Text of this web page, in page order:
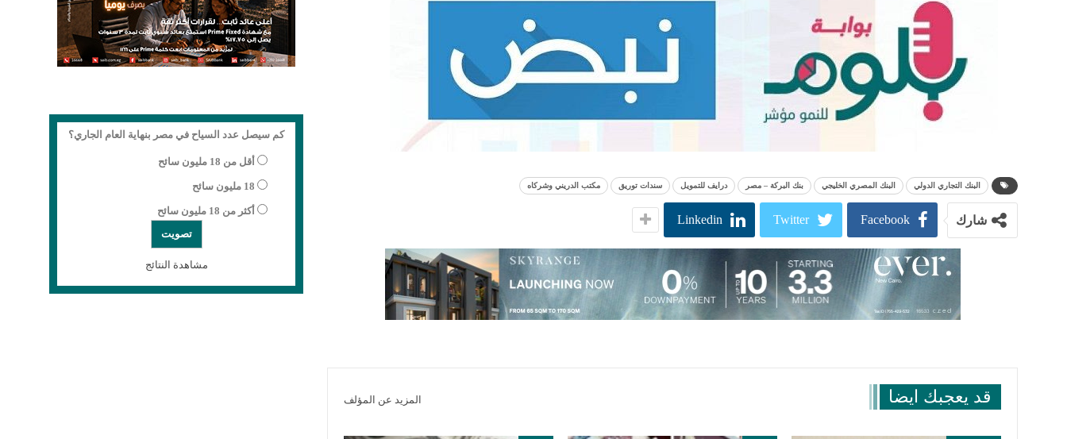
البنك التجاري الدولي البنك المصري الخليجي بنك البركة – مصر درايف للتمويل سندات توريق مكتب الدريني وشركاه
شارك Facebook
Twitter
Linkedin
قد يعجبك ايضا المزيد عن المؤلف
كم سيصل عدد السياح في مصر بنهاية العام الجاري؟
أقل من 18 مليون سائح
18 مليون سائح
أكثر من 18 مليون سائح
مشاهدة النتائج